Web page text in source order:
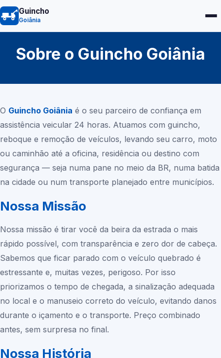
Guincho
Goiânia
Sobre o Guincho Goiânia
O Guincho Goiânia é o seu parceiro de confiança em
assistência veicular 24 horas. Atuamos com guincho,
reboque e remoção de veículos, levando seu carro, moto
ou caminhão até a oficina, residência ou destino com
segurança — seja numa pane no meio da BR, numa batida
na cidade ou num transporte planejado entre municípios.
Nossa Missão
Nossa missão é tirar você da beira da estrada o mais
rápido possível, com transparência e zero dor de cabeça.
Sabemos que ficar parado com o veículo quebrado é
estressante e, muitas vezes, perigoso. Por isso
priorizamos o tempo de chegada, a sinalização adequada
no local e o manuseio correto do veículo, evitando danos
durante o içamento e o transporte. Preço combinado
antes, sem surpresa no final.
Nossa História